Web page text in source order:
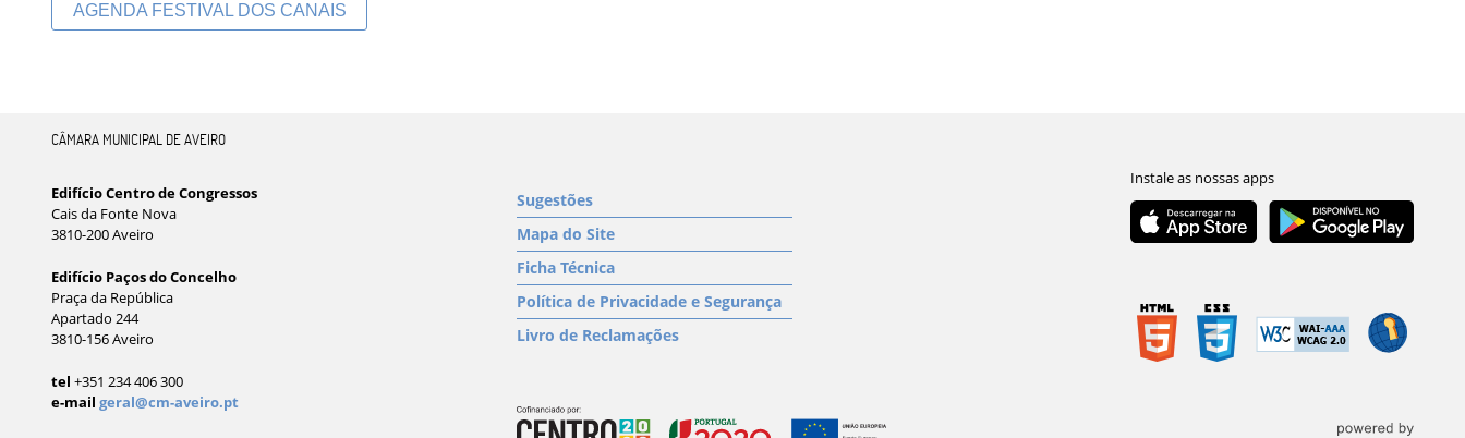
AGENDA FESTIVAL DOS CANAIS
CÂMARA MUNICIPAL DE AVEIRO
Edifício Centro de Congressos
Cais da Fonte Nova
3810-200 Aveiro
Edifício Paços do Concelho
Praça da República
Apartado 244
3810-156 Aveiro
tel +351 234 406 300
e-mail geral@cm-aveiro.pt
Sugestões
Mapa do Site
Ficha Técnica
Política de Privacidade e Segurança
Livro de Reclamações